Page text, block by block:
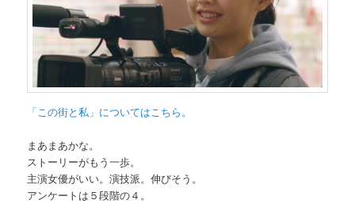
「この街と私」についてはこちら。
まあまあかな。
ストーリーがもう一歩。
主演女優がいい。演技派。伸びそう。
アンケートは５段階の４。